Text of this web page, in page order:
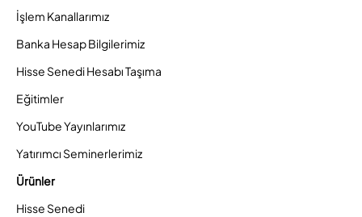
İşlem Kanallarımız
Banka Hesap Bilgilerimiz
Hisse Senedi Hesabı Taşıma
Eğitimler
YouTube Yayınlarımız
Yatırımcı Seminerlerimiz
Ürünler
Hisse Senedi